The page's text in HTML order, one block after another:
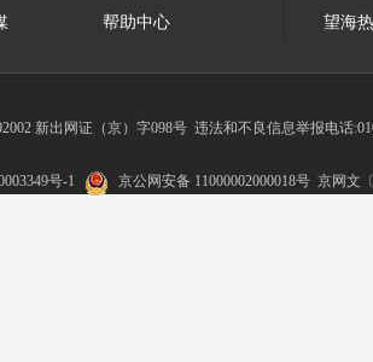
帮助中心 望海
新出网证（京）字098号 违法和不良信息举报电话
号-1 京公网安备 11000002000018号 京网文